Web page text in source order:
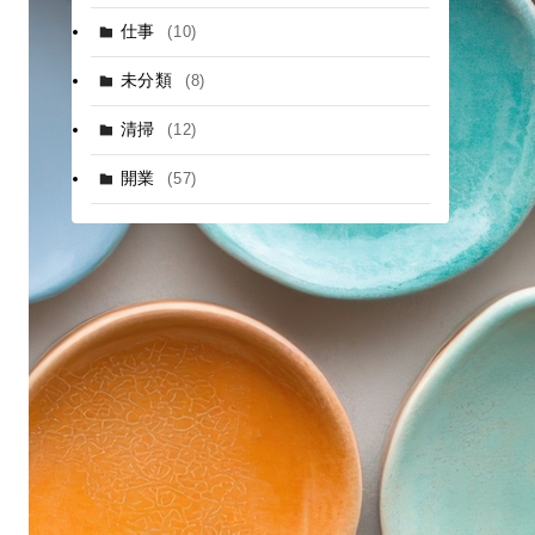
仕事 (10)
未分類 (8)
清掃 (12)
開業 (57)